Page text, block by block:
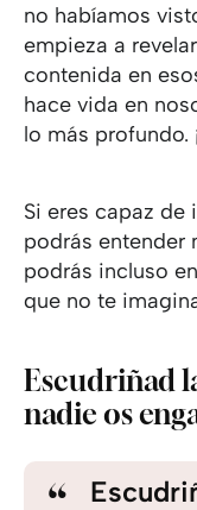
no habíamos
empieza a
contenida en
hace vida en
lo más profundo.
Si eres capaz de
podrás entender
podrás incluso
que no te
Escudriñad
nadie os